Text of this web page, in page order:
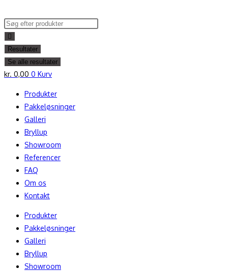
to
content
Search
...
Resultater
Se alle resultater
kr. 0,00 0 Kurv
Produkter
Pakkeløsninger
Galleri
Bryllup
Showroom
Referencer
FAQ
Om os
Kontakt
Produkter
Pakkeløsninger
Galleri
Bryllup
Showroom